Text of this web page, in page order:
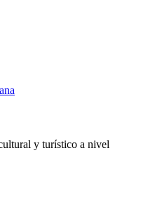
y turístico a nivel